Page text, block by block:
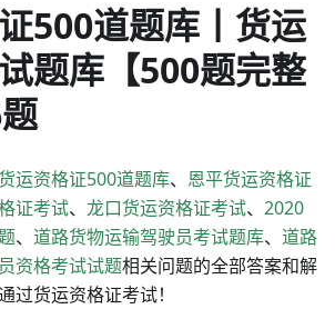
500道题库丨货运
题库【500题完整
运资格证500道题库、 恩平货运资格证
证考试、 龙口货运资格证考试、 2020
、 道路货物运输驾驶员考试题库、 道路
资格考试试题相关问题的全部答案和解
过货运资格证考试！